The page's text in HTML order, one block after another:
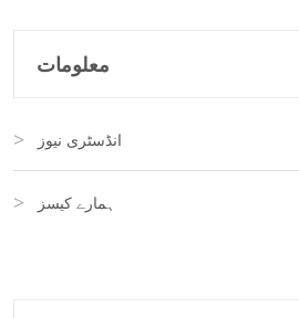
معلومات
انڈسٹری نیوز
ہمارے کیسز